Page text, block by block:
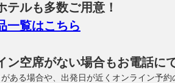
テルも多数ご用意！
一覧はこちら
ン空席がない場合もお電話に
ある場合や、出発日が近くオンライン予